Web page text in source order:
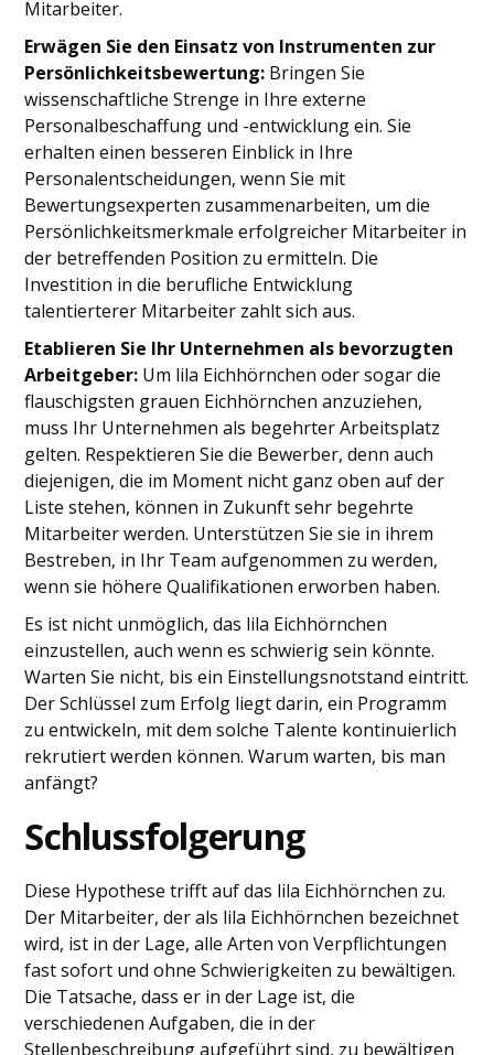
Mitarbeiter.
Erwägen Sie den Einsatz von Instrumenten zur
Persönlichkeitsbewertung: Bringen Sie
wissenschaftliche Strenge in Ihre externe
Personalbeschaffung und -entwicklung ein. Sie
erhalten einen besseren Einblick in Ihre
Personalentscheidungen, wenn Sie mit
Bewertungsexperten zusammenarbeiten, um die
Persönlichkeitsmerkmale erfolgreicher Mitarbeiter in
der betreffenden Position zu ermitteln. Die
Investition in die berufliche Entwicklung
talentierterer Mitarbeiter zahlt sich aus.
Etablieren Sie Ihr Unternehmen als bevorzugten
Arbeitgeber: Um lila Eichhörnchen oder sogar die
flauschigsten grauen Eichhörnchen anzuziehen,
muss Ihr Unternehmen als begehrter Arbeitsplatz
gelten. Respektieren Sie die Bewerber, denn auch
diejenigen, die im Moment nicht ganz oben auf der
Liste stehen, können in Zukunft sehr begehrte
Mitarbeiter werden. Unterstützen Sie sie in ihrem
Bestreben, in Ihr Team aufgenommen zu werden,
wenn sie höhere Qualifikationen erworben haben.
Es ist nicht unmöglich, das lila Eichhörnchen
einzustellen, auch wenn es schwierig sein könnte.
Warten Sie nicht, bis ein Einstellungsnotstand eintritt.
Der Schlüssel zum Erfolg liegt darin, ein Programm
zu entwickeln, mit dem solche Talente kontinuierlich
rekrutiert werden können. Warum warten, bis man
anfängt?
Schlussfolgerung
Diese Hypothese trifft auf das lila Eichhörnchen zu.
Der Mitarbeiter, der als lila Eichhörnchen bezeichnet
wird, ist in der Lage, alle Arten von Verpflichtungen
fast sofort und ohne Schwierigkeiten zu bewältigen.
Die Tatsache, dass er in der Lage ist, die
verschiedenen Aufgaben, die in der
Stellenbeschreibung aufgeführt sind, zu bewältigen